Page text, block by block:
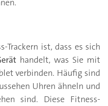
Trackern ist, dass es sich
handelt, was Sie mit
verbinden. Häufig sind
Uhren ähneln und
sind. Diese Fitness-